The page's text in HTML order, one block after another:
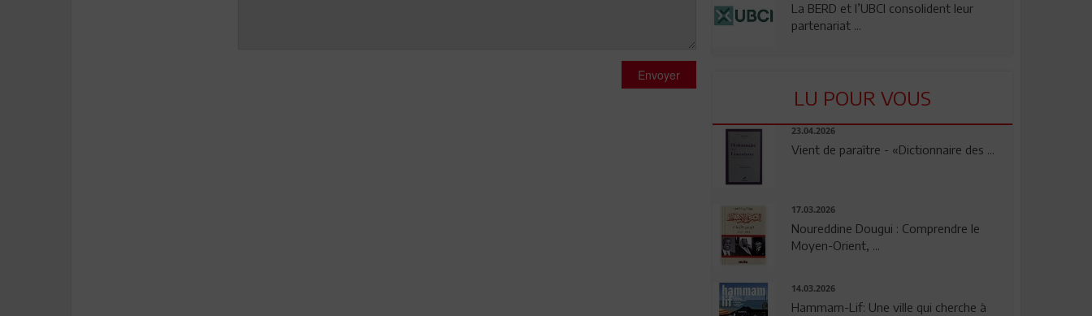
Envoyer
La BERD et l’UBCI consolident leur
partenariat ...
LU POUR VOUS
23.04.2026
Vient de paraître - «Dictionnaire des ...
17.03.2026
Noureddine Dougui : Comprendre le
Moyen-Orient, ...
14.03.2026
Hammam-Lif: Une ville qui cherche à